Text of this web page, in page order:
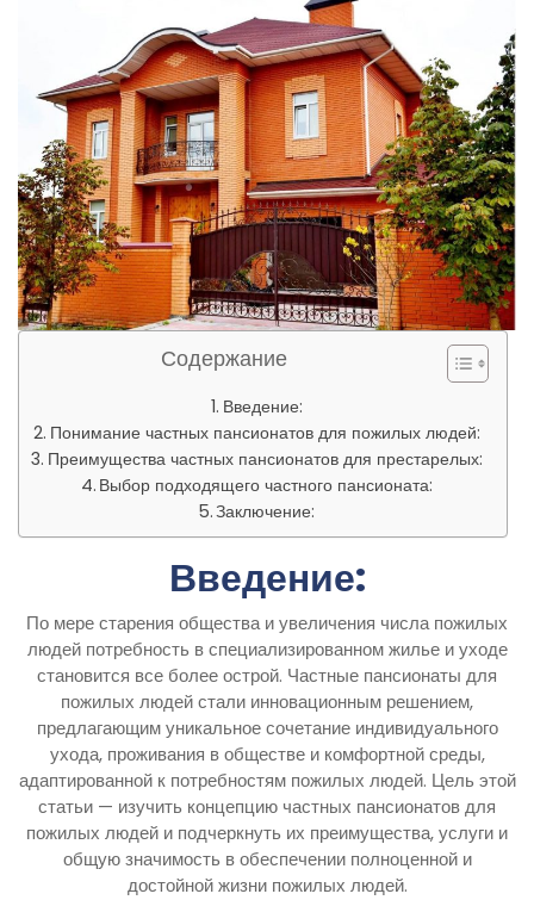
Содержание
Введение:
Понимание частных пансионатов для пожилых людей:
Преимущества частных пансионатов для престарелых:
Выбор подходящего частного пансионата:
Заключение:
Введение:
По мере старения общества и увеличения числа пожилых
людей потребность в специализированном жилье и уходе
становится все более острой. Частные пансионаты для
пожилых людей стали инновационным решением,
предлагающим уникальное сочетание индивидуального
ухода, проживания в обществе и комфортной среды,
адаптированной к потребностям пожилых людей. Цель этой
статьи — изучить концепцию частных пансионатов для
пожилых людей и подчеркнуть их преимущества, услуги и
общую значимость в обеспечении полноценной и
достойной жизни пожилых людей.